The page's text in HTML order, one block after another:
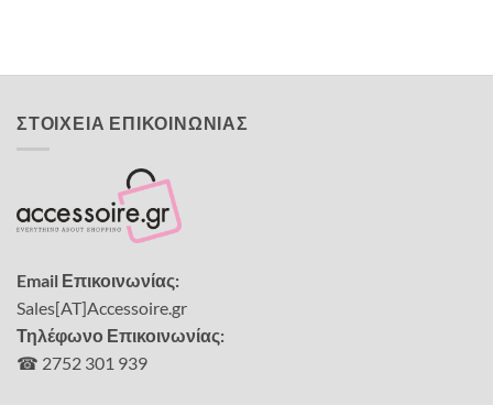
ΣΤΟΙΧΕΙΑ ΕΠΙΚΟΙΝΩΝΙΑΣ
Email Επικοινωνίας:
Sales[AT]Accessoire.gr
Τηλέφωνο Επικοινωνίας:
☎ 2752 301 939